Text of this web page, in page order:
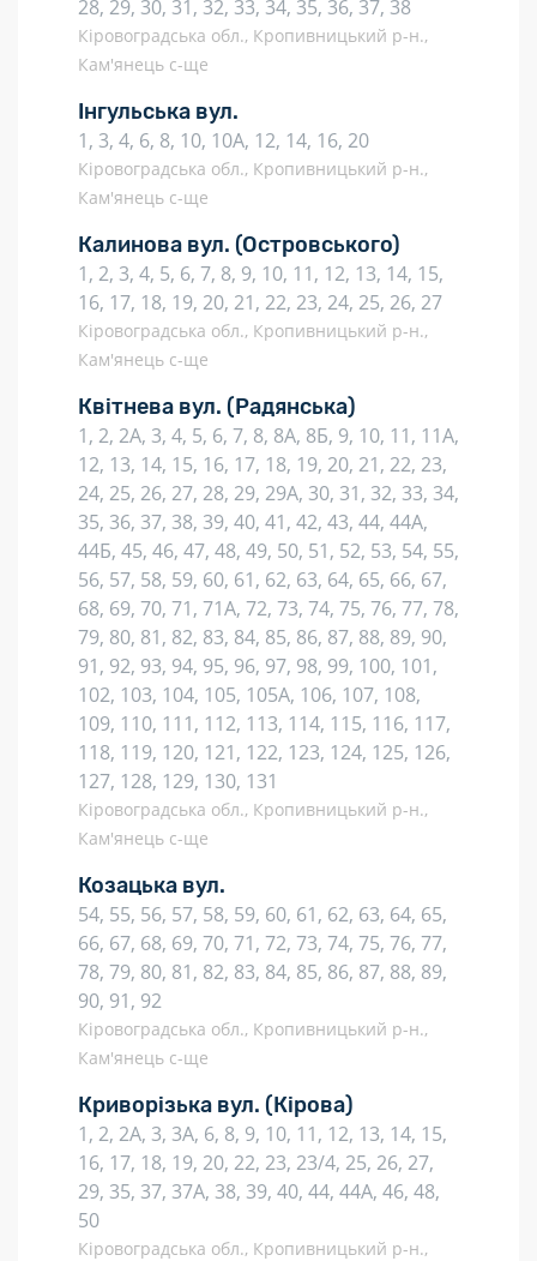
28, 29, 30, 31, 32, 33, 34, 35, 36, 37, 38
Кіровоградська обл., Кропивницький р-н.,
Кам'янець с-ще
Інгульська вул.
1, 3, 4, 6, 8, 10, 10А, 12, 14, 16, 20
Кіровоградська обл., Кропивницький р-н.,
Кам'янець с-ще
Калинова вул. (Островського)
1, 2, 3, 4, 5, 6, 7, 8, 9, 10, 11, 12, 13, 14, 15,
16, 17, 18, 19, 20, 21, 22, 23, 24, 25, 26, 27
Кіровоградська обл., Кропивницький р-н.,
Кам'янець с-ще
Квітнева вул. (Радянська)
1, 2, 2А, 3, 4, 5, 6, 7, 8, 8А, 8Б, 9, 10, 11, 11А,
12, 13, 14, 15, 16, 17, 18, 19, 20, 21, 22, 23,
24, 25, 26, 27, 28, 29, 29А, 30, 31, 32, 33, 34,
35, 36, 37, 38, 39, 40, 41, 42, 43, 44, 44А,
44Б, 45, 46, 47, 48, 49, 50, 51, 52, 53, 54, 55,
56, 57, 58, 59, 60, 61, 62, 63, 64, 65, 66, 67,
68, 69, 70, 71, 71А, 72, 73, 74, 75, 76, 77, 78,
79, 80, 81, 82, 83, 84, 85, 86, 87, 88, 89, 90,
91, 92, 93, 94, 95, 96, 97, 98, 99, 100, 101,
102, 103, 104, 105, 105А, 106, 107, 108,
109, 110, 111, 112, 113, 114, 115, 116, 117,
118, 119, 120, 121, 122, 123, 124, 125, 126,
127, 128, 129, 130, 131
Кіровоградська обл., Кропивницький р-н.,
Кам'янець с-ще
Козацька вул.
54, 55, 56, 57, 58, 59, 60, 61, 62, 63, 64, 65,
66, 67, 68, 69, 70, 71, 72, 73, 74, 75, 76, 77,
78, 79, 80, 81, 82, 83, 84, 85, 86, 87, 88, 89,
90, 91, 92
Кіровоградська обл., Кропивницький р-н.,
Кам'янець с-ще
Криворізька вул. (Кірова)
1, 2, 2А, 3, 3А, 6, 8, 9, 10, 11, 12, 13, 14, 15,
16, 17, 18, 19, 20, 22, 23, 23/4, 25, 26, 27,
29, 35, 37, 37А, 38, 39, 40, 44, 44А, 46, 48,
50
Кіровоградська обл., Кропивницький р-н.,